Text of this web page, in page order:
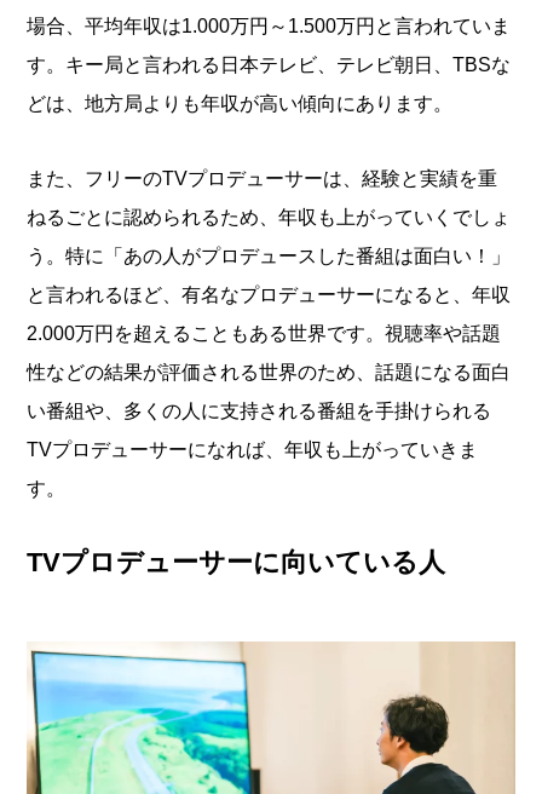
場合、平均年収は1.000万円～1.500万円と言われていま
す。キー局と言われる日本テレビ、テレビ朝日、TBSな
どは、地方局よりも年収が高い傾向にあります。
また、フリーのTVプロデューサーは、経験と実績を重
ねるごとに認められるため、年収も上がっていくでしょ
う。特に「あの人がプロデュースした番組は面白い！」
と言われるほど、有名なプロデューサーになると、年収
2.000万円を超えることもある世界です。視聴率や話題
性などの結果が評価される世界のため、話題になる面白
い番組や、多くの人に支持される番組を手掛けられる
TVプロデューサーになれば、年収も上がっていきま
す。
TVプロデューサーに向いている人